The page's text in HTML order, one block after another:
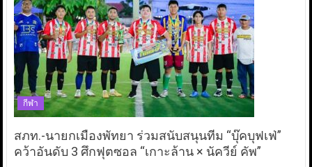
กีฬา
สภท.-นายกเมืองพัทยา ร่วมสนับสนุนทีม “บุ๊คบุฟเฟ่”
คว้าอันดับ 3 ศึกฟุตซอล “เกาะล้าน × นัควีย์ คัพ”